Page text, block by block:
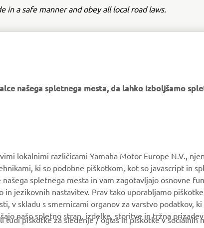
in a safe manner and obey all local road laws.
Yamaha Motor Global
Prodajalci Yamaha
Ravnanju z odpadnimi
baterijami
našega spletnega mesta, da lahko izboljšamo
lokalnimi različicami Yamaha Motor Europe N.V.,
ki so podobne piškotkom, kot so javascript in
spletnega mesta in vam zagotavljajo osnovne
jezikovnih nastavitev. Prav tako uporabljamo
v skladu s smernicami organov za varstvo podatkov,
našo spletno stran, izdelke, storitve in tržna
tudi piškotke za sledenje / oglas in piškotke v socialnih